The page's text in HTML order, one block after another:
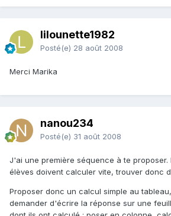
lilounette1982
Posté(e) 28 août 2008
Merci Marika
nanou234
Posté(e) 31 août 2008
J'ai une première séquence à te proposer.
élèves doivent calculer vite, trouver donc
Proposer donc un calcul simple au
demander d'écrire la réponse sur une